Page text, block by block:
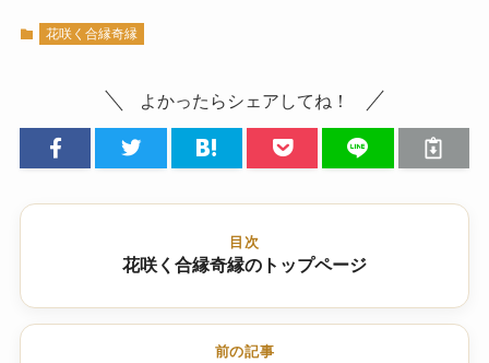
花咲く合縁奇縁
よかったらシェアしてね！
目次
花咲く合縁奇縁のトップページ
前の記事